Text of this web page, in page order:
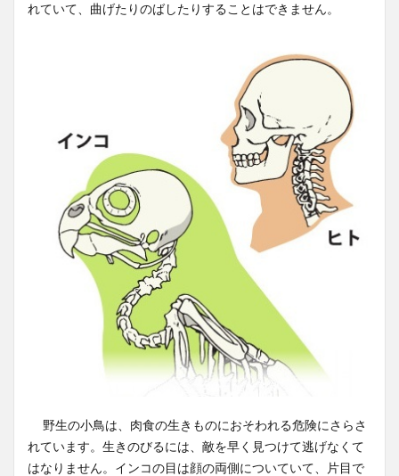
れていて、曲げたりのばしたりすることはできません。
野生の小鳥は、肉食の生きものにおそわれる危険にさらさ
れています。生きのびるには、敵を早く見つけて逃げなくて
はなりません。インコの目は顔の両側についていて、片目で